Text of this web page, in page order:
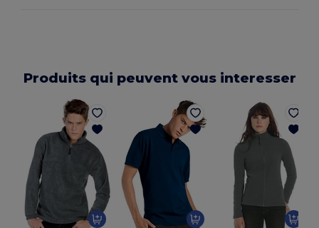
Produits qui peuvent vous interesser